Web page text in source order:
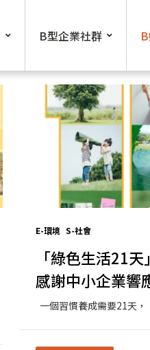
B型企業社群
E-環境 S-社會
「綠色生活21
感謝中小企業響
量推動永續生活
一個習慣養成需要21天，